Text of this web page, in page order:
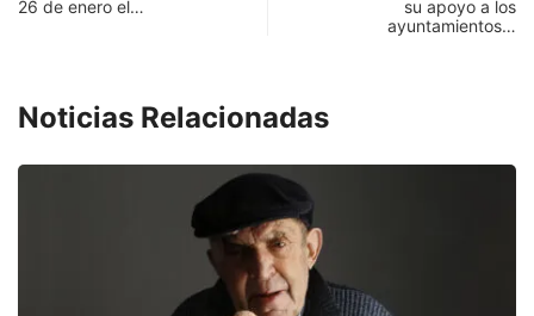
26 de enero el…
su apoyo a los
ayuntamientos…
Noticias Relacionadas